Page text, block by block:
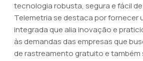
tecnologia robusta, segura e fácil de
Telemetria se destaca por fornecer
integrada que alia inovação e
às demandas das empresas que
de rastreamento gratuito e também